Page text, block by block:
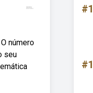
número
seu